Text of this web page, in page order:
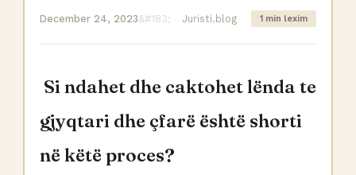
December 24, 2023 Juristi.blog 1 min lexim
Si ndahet dhe caktohet lënda te
gjyqtari dhe çfarë është shorti
në këtë proces?